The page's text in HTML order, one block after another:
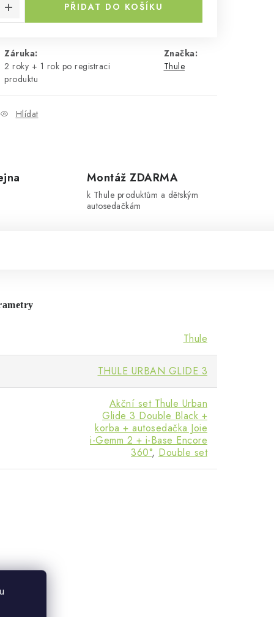
PŘIDAT DO KOŠÍKU
Záruka:
2 roky + 1 rok po registraci
produktu
Značka:
Thule
Hlídat
Montáž ZDARMA
k Thule produktům a dětským
autosedačkám
Thule
THULE URBAN GLIDE 3
Akční set Thule Urban
Glide 3 Double Black +
korba + autosedačka Joie
i-Gemm 2 + i-Base Encore
360°, Double set